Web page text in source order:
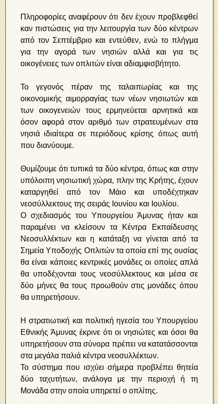
Πληροφορίες αναφέρουν ότι δεν έχουν προβλεφθεί
καν πιστώσεις για την λειτουργία των δύο κέντρων
από τον Σεπτέμβριο και εντεύθεν, ενώ το πλήγμα
για την αγορά των νησιών αλλά και για τις
οικογένειες των οπλιτών είναι αδιαμφισβήτητο.
Το γεγονός πέραν της ταλαιπωρίας και της
οικονομικής αιμορραγίας των νέων νησιωτών και
των οικογενειών τους ερμηνεύεται αρνητικά και
όσον αφορά στον αριθμό των στρατευμένων στα
νησιά ιδιαίτερα σε περιόδους κρίσης όπως αυτή
που διανύουμε.
Θυμίζουμε ότι τυπικά τα δύο κέντρα, όπως και στην
υπόλοιπη νησιωτική χώρα, πλην της Κρήτης, έχουν
καταργηθεί από τον Μάιο και υποδέχτηκαν
νεοσύλλεκτους της σειράς Ιουνίου και Ιουλίου.
Ο σχεδιασμός του Υπουργείου Άμυνας ήταν και
παραμένει να κλείσουν τα Κέντρα Εκπαίδευσης
Νεοσυλλέκτων και η κατάταξη να γίνεται από τα
Σημεία Υποδοχής Οπλιτών τα οποία επί της ουσίας
θα είναι κάποιες κεντρικές μονάδες οι οποίες απλά
θα υποδέχονται τους νεοσύλλεκτους και μέσα σε
δύο μήνες θα τους προωθούν στις μονάδες όπου
θα υπηρετήσουν.
Η στρατιωτική και πολιτική ηγεσία του Υπουργείου
Εθνικής Άμυνας έκρινε ότι οι νησιώτες και όσοι θα
υπηρετήσουν στα σύνορα πρέπει να κατατάσσονται
στα μεγάλα παλιά κέντρα νεοσυλλέκτων.
Το σύστημα που ισχύει σήμερα προβλέπει θητεία
δύο ταχυτήτων, ανάλογα με την περιοχή ή τη
Μονάδα στην οποία υπηρετεί ο οπλίτης.